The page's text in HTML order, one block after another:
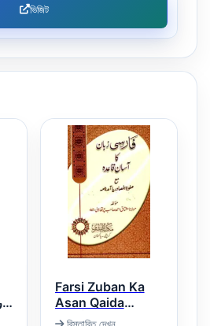
ভিজিট
Farsi Zuban Ka
Asan Qaida
فارسی زبان کا آسان